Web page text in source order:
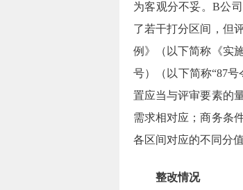
为客观分不妥。B公
了若干打分区间，但
例》（以下简称《实
号）（以下简称“87号
置应当与评审要素的
需求相对应；商务条
各区间对应的不同分
整改情况